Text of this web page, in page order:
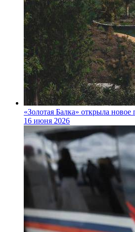
«Золотая Балка» открыла новое
16 июня 2026